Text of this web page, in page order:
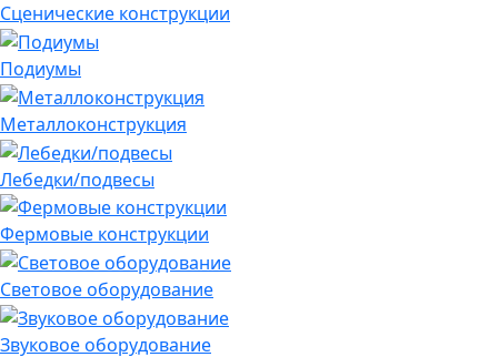
Сценические конструкции
Подиумы
Металлоконструкция
Лебедки/подвесы
Фермовые конструкции
Световое оборудование
Звуковое оборудование